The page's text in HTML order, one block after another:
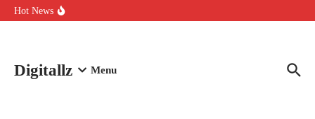
Aller au contenu
Hot News
Comment l’IA simplifie la data de caisse pour la transformer en
Digitallz Menu